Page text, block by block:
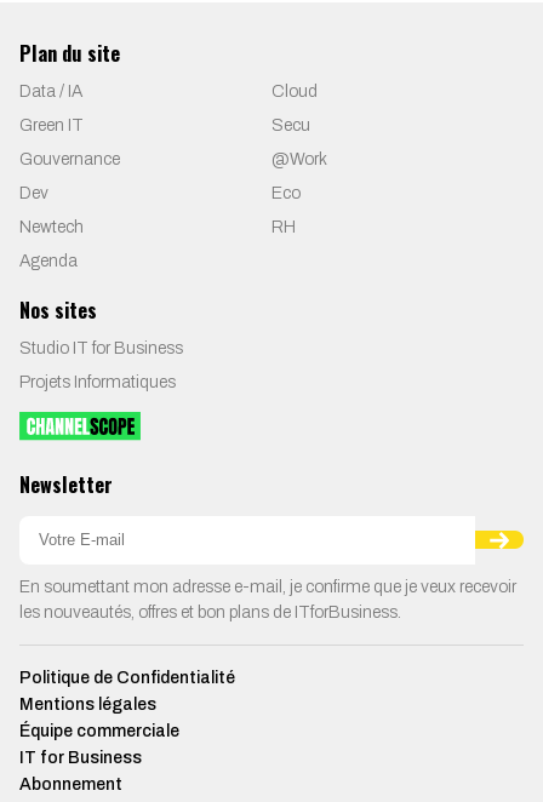
Plan du site
Data / IA
Cloud
Green IT
Secu
Gouvernance
@Work
Dev
Eco
Newtech
RH
Agenda
Nos sites
Studio IT for Business
Projets Informatiques
Newsletter
En soumettant mon adresse e-mail, je confirme que je veux recevoir
les nouveautés, offres et bon plans de ITforBusiness.
Politique de Confidentialité
Mentions légales
Équipe commerciale
IT for Business
Abonnement